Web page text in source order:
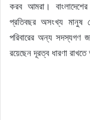
করব আমরা।
প্রতিবছর অসংখ্য মানুষ
পরিবারের অন্য সদস্যগণ
রয়েছেন দূরত্ব ধারণা